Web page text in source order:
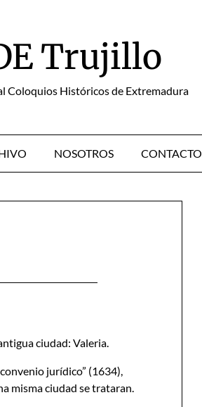
Trujillo
Coloquios Históricos de Extremadura
NOSOTROS CONTACTO
ciudad: Valeria.
jurídico” (1634),
misma ciudad se trataran.